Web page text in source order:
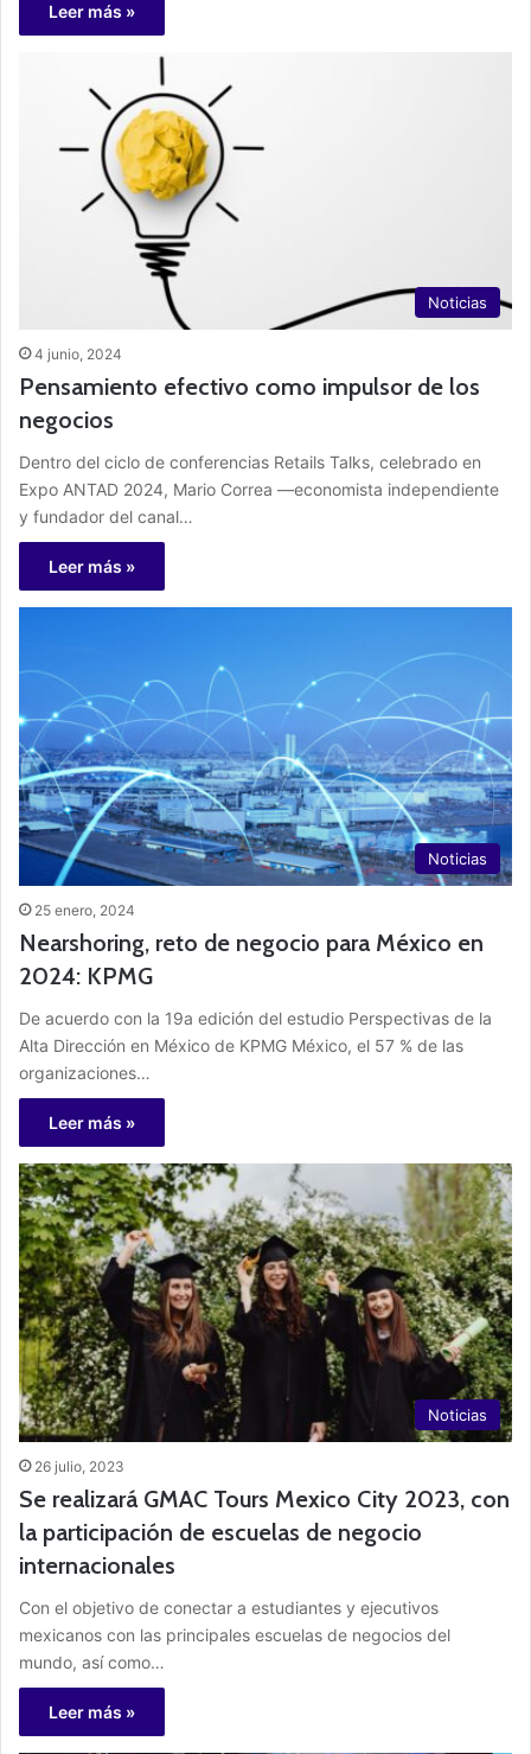
Leer más »
Noticias
4 junio, 2024
Pensamiento efectivo como impulsor de los
negocios
Dentro del ciclo de conferencias Retails Talks, celebrado en
Expo ANTAD 2024, Mario Correa —economista independiente
y fundador del canal…
Leer más »
Noticias
25 enero, 2024
Nearshoring, reto de negocio para México en
2024: KPMG
De acuerdo con la 19a edición del estudio Perspectivas de la
Alta Dirección en México de KPMG México, el 57 % de las
organizaciones…
Leer más »
Noticias
26 julio, 2023
Se realizará GMAC Tours Mexico City 2023, con
la participación de escuelas de negocio
internacionales
Con el objetivo de conectar a estudiantes y ejecutivos
mexicanos con las principales escuelas de negocios del
mundo, así como…
Leer más »